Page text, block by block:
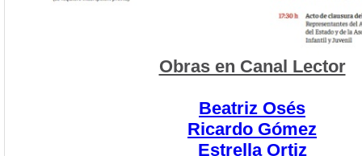
Obras en Canal Lector
Beatriz Osés
Ricardo Gómez
Estrella Ortiz